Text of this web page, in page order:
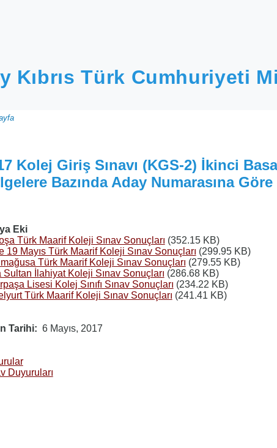
Kıbrıs Türk Cumhuriyeti
Kolej Giriş Sınavı (KGS-2) İkinci
Bazında Aday Numarasına Göre
Eki
Türk Maarif Koleji Sınav Sonuçları (352.15 KB)
19 Mayıs Türk Maarif Koleji Sınav Sonuçları (299.95 KB)
Türk Maarif Koleji Sınav Sonuçları (279.55 KB)
Sultan İlahiyat Koleji Sınav Sonuçları (286.68 KB)
Lisesi Kolej Sınıfı Sınav Sonuçları (234.22 KB)
Türk Maarif Koleji Sınav Sonuçları (241.41 KB)
Tarihi 6 Mayıs, 2017
Duyuruları